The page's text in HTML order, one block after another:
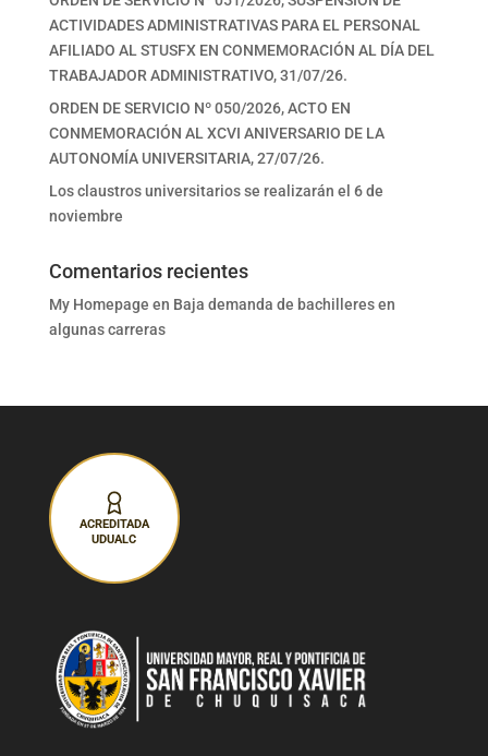
ACTIVIDADES ADMINISTRATIVAS PARA EL PERSONAL
AFILIADO AL STUSFX EN CONMEMORACIÓN AL DÍA DEL
TRABAJADOR ADMINISTRATIVO, 31/07/26.
ORDEN DE SERVICIO Nº 050/2026, ACTO EN
CONMEMORACIÓN AL XCVI ANIVERSARIO DE LA
AUTONOMÍA UNIVERSITARIA, 27/07/26.
Los claustros universitarios se realizarán el 6 de
noviembre
Comentarios recientes
My Homepage en Baja demanda de bachilleres en
algunas carreras
ACREDITADA
UDUALC